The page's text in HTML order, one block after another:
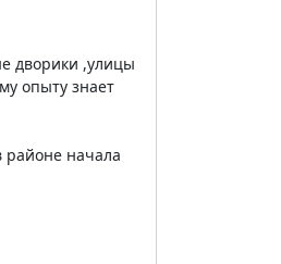
дворики ,улицы
опыту знает
районе начала